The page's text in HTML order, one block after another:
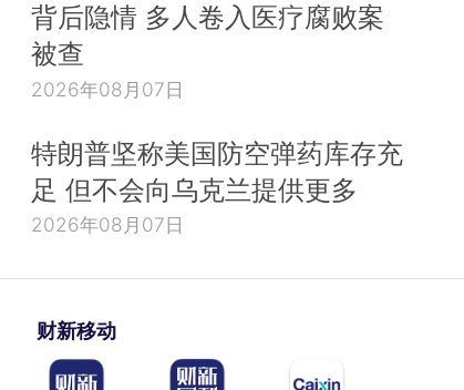
背后隐情 多人卷入医疗腐败案
被查
2026年08月07日
特朗普坚称美国防空弹药库存充
足 但不会向乌克兰提供更多
2026年08月07日
财新移动